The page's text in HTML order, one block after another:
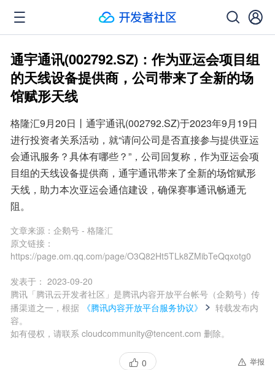
通宇通讯(002792.SZ)：作为亚运会项目组
的天线设备提供商，公司带来了全新的场
馆赋形天线
格隆汇9月20日丨通宇通讯(002792.SZ)于2023年9月19日
进行投资者关系活动，就“请问公司是否直接参与提供亚运
会通讯服务？具体有哪些？”，公司回复称，作为亚运会项
目组的天线设备提供商，通宇通讯带来了全新的场馆赋形
天线，助力本次亚运会通信建设，确保赛事通讯畅通无
阻。
文章来源： 企鹅号 - 格隆汇
原文链接：
https://page.om.qq.com/page/O3Q82Ht5TLk8ZMibTeQqxotg0
发表于： 2023-09-20
腾讯「腾讯云开发者社区」是腾讯内容开放平台帐号（企鹅号）传
播渠道之一，根据
《腾讯内容开放平台服务协议》
转载发布内
容。
如有侵权，请联系 cloudcommunity@tencent.com 删除。
0 举报